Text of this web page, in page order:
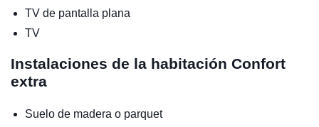
TV de pantalla plana
TV
Instalaciones de la habitación Confort
extra
Suelo de madera o parquet